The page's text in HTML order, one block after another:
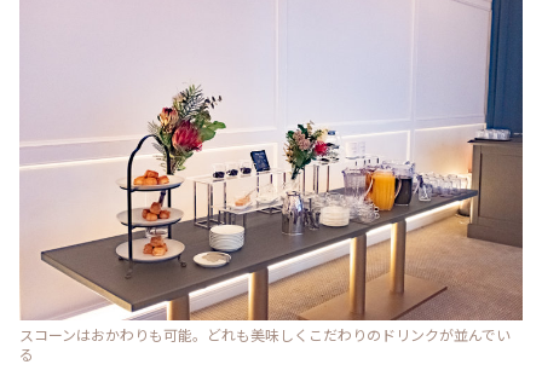
スコーンはおかわりも可能。どれも美味しくこだわりのドリンクが並んでい
る